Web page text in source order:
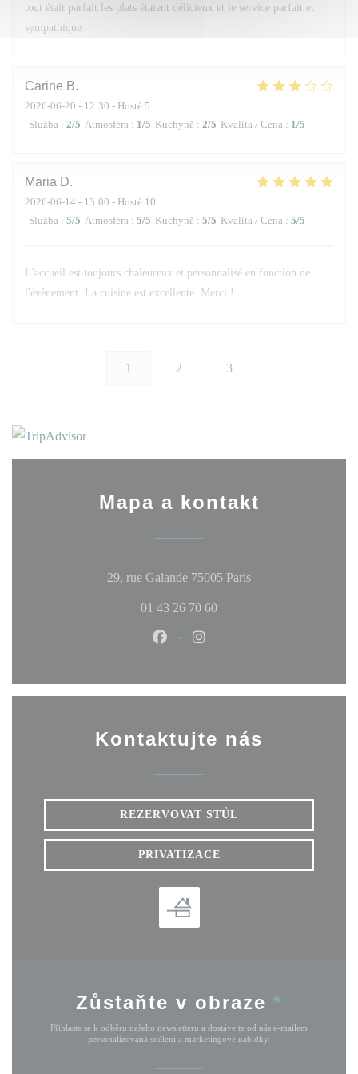
tout était parfait les plats étaient délicieux et le service parfait et
sympathique
Carine B
2026-06-20 - 12:30 - Hosté 5
Služba : 2/5 Atmosféra : 1/5 Kuchyně : 2/5 Kvalita / Cena : 1/5
Maria D
2026-06-14 - 13:00 - Hosté 10
Služba : 5/5 Atmosféra : 5/5 Kuchyně : 5/5 Kvalita / Cena : 5/5
L'accueil est toujours chaleureux et personnalisé en fonction de
l'évènement. La cuisine est excellente. Merci !
1 2 3
Mapa a kontakt
29, rue Galande 75005 Paris((otevře se v novém
01 43 26 70 60
Facebook ((otevře se v novém
Kontaktujte nás
REZERVOVAT STŮL
PRIVATIZACE
Zůstaňte v obraze *
Přihlaste se k odběru našeho newsletteru a dostávejte od nás e-mailem
personalizovaná sdělení a marketingové nabídky.